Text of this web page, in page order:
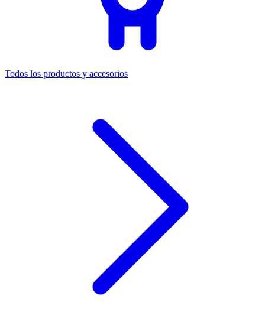
Todos los productos y accesorios